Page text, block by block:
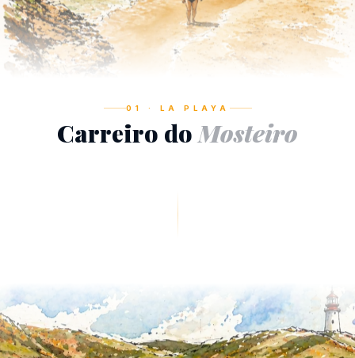
01 · LA PLAYA
Carreiro doMosteiro